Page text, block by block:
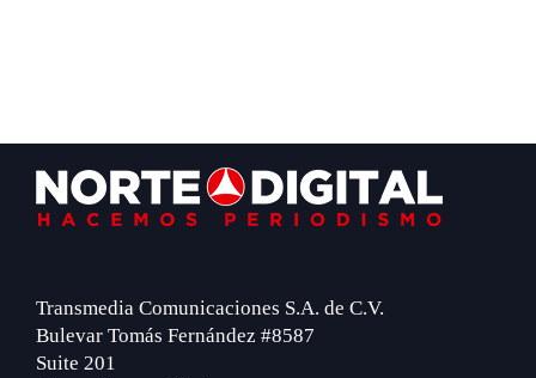
Footer
Transmedia Comunicaciones S.A. de C.V.
Bulevar Tomás Fernández #8587
Suite 201